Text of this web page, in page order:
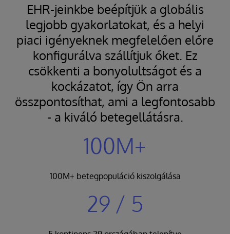
EHR-jeinkbe beépítjük a globális
legjobb gyakorlatokat, és a helyi
piaci igényeknek megfelelően előre
konfigurálva szállítjuk őket. Ez
csökkenti a bonyolultságot és a
kockázatot, így Ön arra
összpontosíthat, ami a legfontosabb
- a kiváló betegellátásra.
100M+
100M+ betegpopuláció kiszolgálása
29 / 5